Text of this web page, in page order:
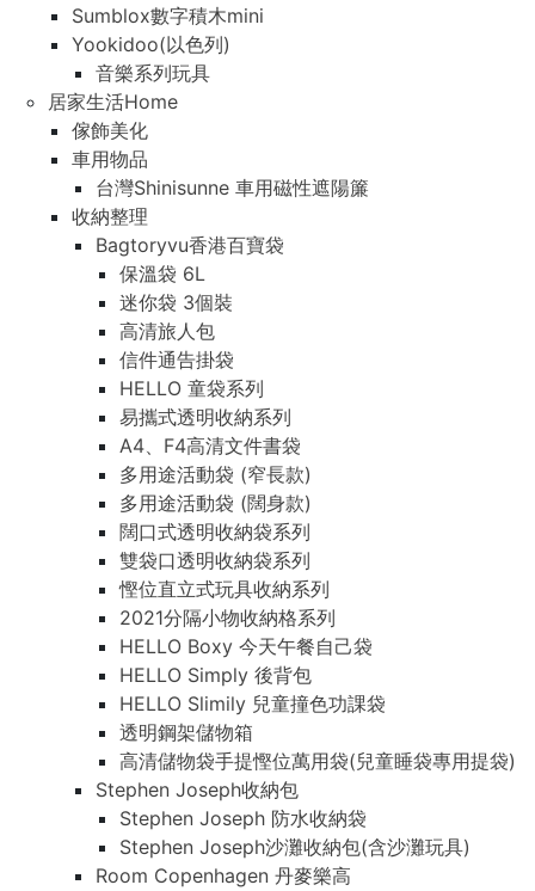
Sumblox數字積木mini
Yookidoo(以色列)
音樂系列玩具
居家生活Home
傢飾美化
車用物品
台灣Shinisunne 車用磁性遮陽簾
收納整理
Bagtoryvu香港百寶袋
保溫袋 6L
迷你袋 3個裝
高清旅人包
信件通告掛袋
HELLO 童袋系列
易攜式透明收納系列
A4、F4高清文件書袋
多用途活動袋 (窄長款)
多用途活動袋 (闊身款)
闊口式透明收納袋系列
雙袋口透明收納袋系列
慳位直立式玩具收納系列
2021分隔小物收納格系列
HELLO Boxy 今天午餐自己袋
HELLO Simply 後背包
HELLO Slimily 兒童撞色功課袋
透明鋼架儲物箱
高清儲物袋手提慳位萬用袋(兒童睡袋專用提袋)
Stephen Joseph收納包
Stephen Joseph 防水收納袋
Stephen Joseph沙灘收納包(含沙灘玩具)
Room Copenhagen 丹麥樂高